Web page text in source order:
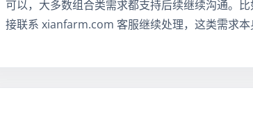
可以，大多数组合类需求都支持后续继续沟通。
接联系 xianfarm.com 客服继续处理，这类需求本